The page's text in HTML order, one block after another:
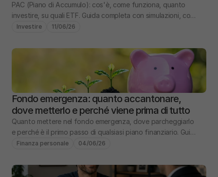
PAC (Piano di Accumulo): cos'è, come funziona, quanto
investire, su quali ETF. Guida completa con simulazioni, costi
e confronto PIC vs PAC.
Investire 11/06/26
Fondo emergenza: quanto accantonare,
dove metterlo e perché viene prima di tutto
Quanto mettere nel fondo emergenza, dove parcheggiarlo
e perché è il primo passo di qualsiasi piano finanziario. Guida
pratica con numeri e scenari.
Finanza personale 04/06/26